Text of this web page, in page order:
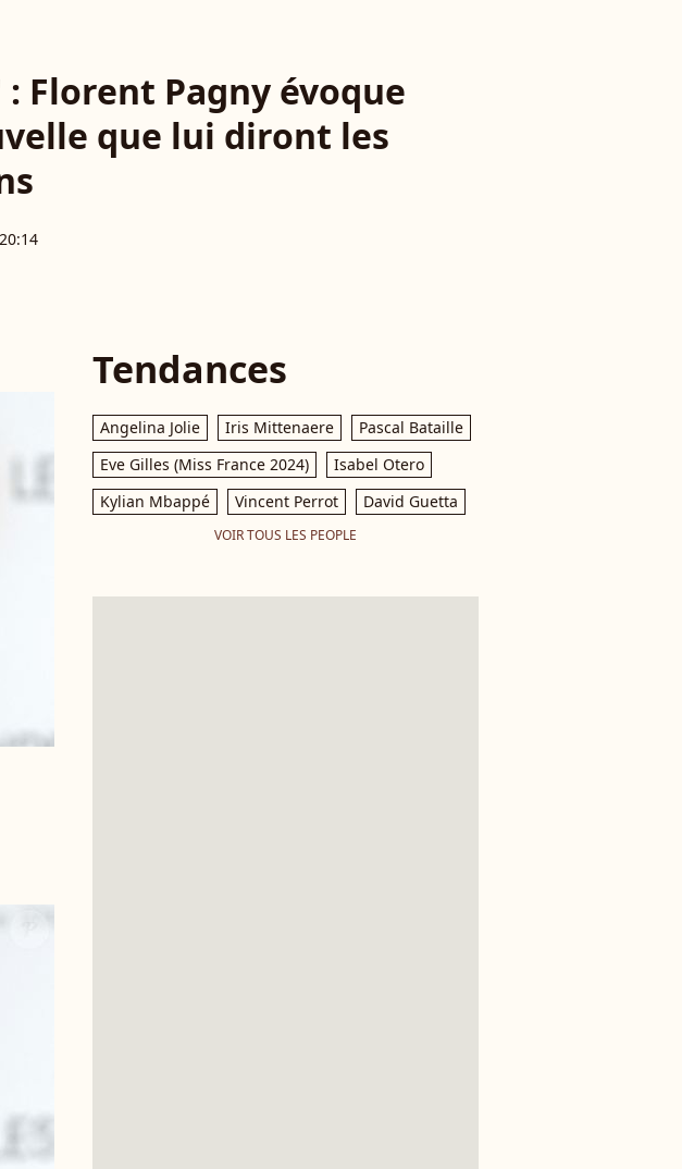
Florent Pagny évoque
que lui diront les
Tendances
Angelina Jolie Iris Mittenaere
Pascal Bataille
Eve Gilles (Miss France 2024)
Isabel Otero
Kylian Mbappé
Vincent Perrot David Guetta
VOIR TOUS LES PEOPLE